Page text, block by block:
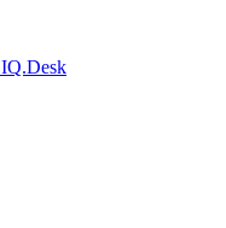
IQ.Desk